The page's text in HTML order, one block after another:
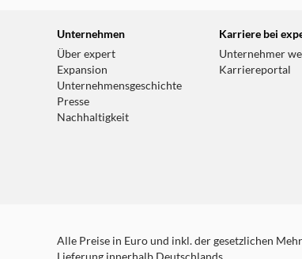
Unternehmen
Über expert
Expansion
Unternehmensgeschichte
Presse
Nachhaltigkeit
Karriere bei
Unternehmer
Karriereportal
Alle Preise in Euro und inkl. der gesetzlichen
Lieferung innerhalb Deutschlands.